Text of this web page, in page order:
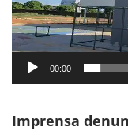
00:00
Imprensa